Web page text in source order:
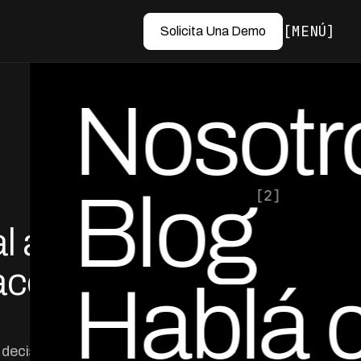
Solicita Una Demo MENÚ
Blog[2]
Hablá
a
el
más
por Ed Escobar
Co-Founder & CEO